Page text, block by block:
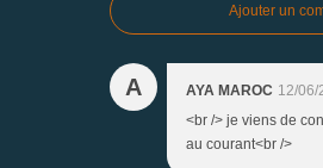
Ajouter un
A AYA MAROC 12/06/
<br /> je viens de
au courant<br />